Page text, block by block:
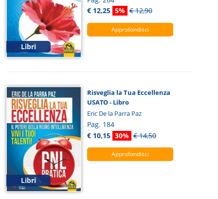
Libri
€ 12,25 5% € 12,90
Approfondisci
Libri
Risveglia la Tua Eccellenza
USATO - Libro
Eric De la Parra Paz
Pag. 184
€ 10,15 30% € 14,50
Approfondisci